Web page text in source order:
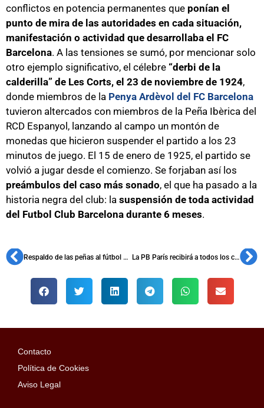
conflictos en potencia permanentes que ponían el
punto de mira de las autoridades en cada situación,
manifestación o actividad que desarrollaba el FC
Barcelona. A las tensiones se sumó, por mencionar solo
otro ejemplo significativo, el célebre “derbi de la
calderilla” de Les Corts, el 23 de noviembre de 1924,
donde miembros de la Penya Ardèvol del FC Barcelona
tuvieron altercados con miembros de la Peña Ibèrica del
RCD Espanyol, lanzando al campo un montón de
monedas que hicieron suspender el partido a los 23
minutos de juego. El 15 de enero de 1925, el partido se
volvió a jugar desde el comienzo. Se forjaban así los
preámbulos del caso más sonado, el que ha pasado a la
historia negra del club: la suspensión de toda actividad
del Futbol Club Barcelona durante 6 meses.
Respaldo de las peñas al fútbol base azulgrana en la ÍscarCup La PB París recibirá a todos los culés el día del PSG-Barça
Contacto
Política de Cookies
Aviso Legal